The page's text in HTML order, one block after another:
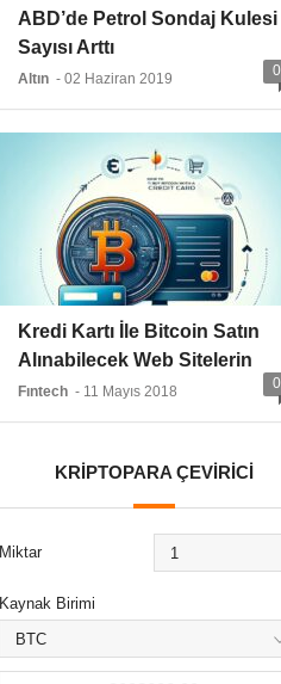
ABD’de Petrol Sondaj Kulesi
Sayısı Arttı
Altın - 02 Haziran 2019 0
Kredi Kartı İle Bitcoin Satın
Alınabilecek Web Sitelerin
Listesi
Fıntech - 11 Mayıs 2018 0
KRİPTOPARA ÇEVİRİCİ
Miktar
Kaynak Birimi